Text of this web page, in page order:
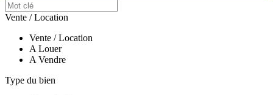
Vente / Location
Vente / Location
A Louer
A Vendre
Type du bien